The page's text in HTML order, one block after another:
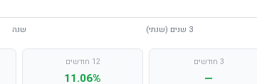
3 חודשים
—
12 חודשים
11.06%